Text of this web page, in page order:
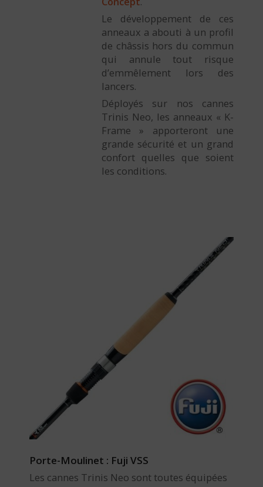
Le développement de ces
anneaux a abouti à un profil
de châssis hors du commun
qui annule tout risque
d’emmêlement lors des
lancers.
Déployés sur nos cannes
Trinis Neo, les anneaux « K-
Frame » apporteront une
grande sécurité et un grand
confort quelles que soient
les conditions.
Porte-Moulinet : Fuji VSS
Les cannes Trinis Neo sont toutes équipées